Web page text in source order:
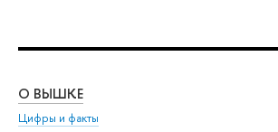
О ВЫШКЕ
Цифры и факты